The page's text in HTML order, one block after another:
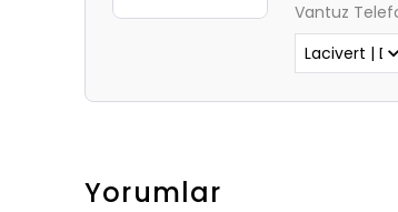
Vantuz
Yorumlar